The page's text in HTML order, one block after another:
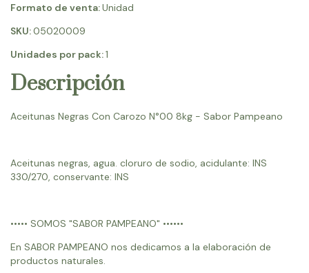
Formato de venta:Unidad
SKU:05020009
Unidades por pack:1
Descripción
Aceitunas Negras Con Carozo N°00 8kg - Sabor Pampeano
Aceitunas negras, agua. cloruro de sodio, acidulante: INS
330/270, conservante: INS
••••• SOMOS "SABOR PAMPEANO" ••••••
En SABOR PAMPEANO nos dedicamos a la elaboración de
productos naturales.